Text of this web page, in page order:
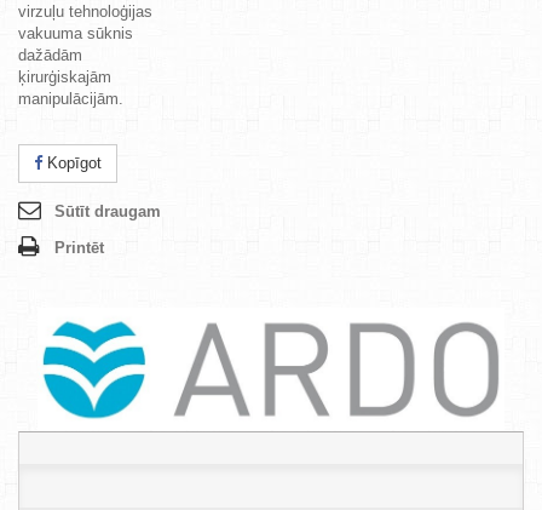
virzuļu tehnoloģijas
vakuuma sūknis
dažādām
ķirurģiskajām
manipulācijām.
Kopīgot
Sūtīt draugam
Printēt